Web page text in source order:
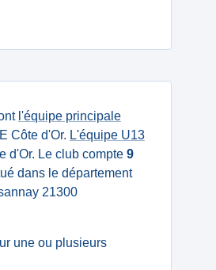
l'équipe principale
Côte d'Or. L'équipe U13
d'Or. Le club compte 9
dans le département
21300
une ou plusieurs